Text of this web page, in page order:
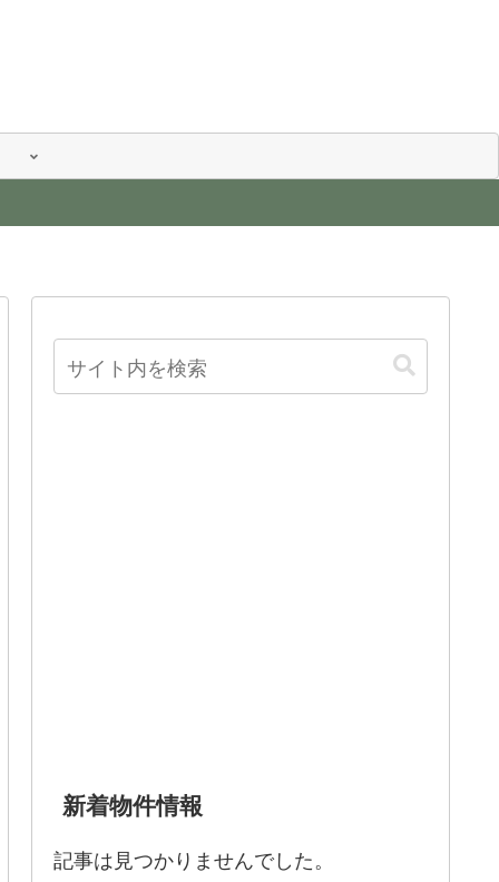
新着物件情報
記事は見つかりませんでした。